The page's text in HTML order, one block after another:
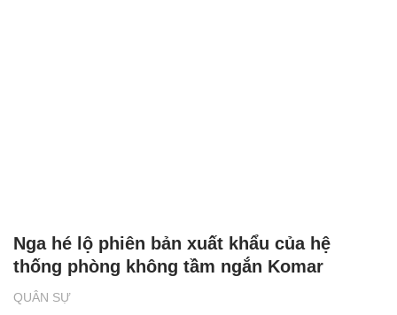
QUÂN SỰ
Nga hé lộ phiên bản xuất khẩu của hệ
thống phòng không tầm ngắn Komar